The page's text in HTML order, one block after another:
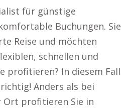
für günstige
Buchungen. Sie
Reise und möchten
schnellen und
profitieren? In diesem Fall
Anders als bei
Ort profitieren Sie in